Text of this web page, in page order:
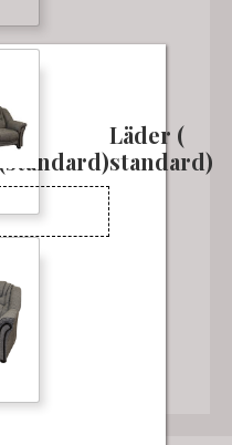
(standard)
Läder (
standard)